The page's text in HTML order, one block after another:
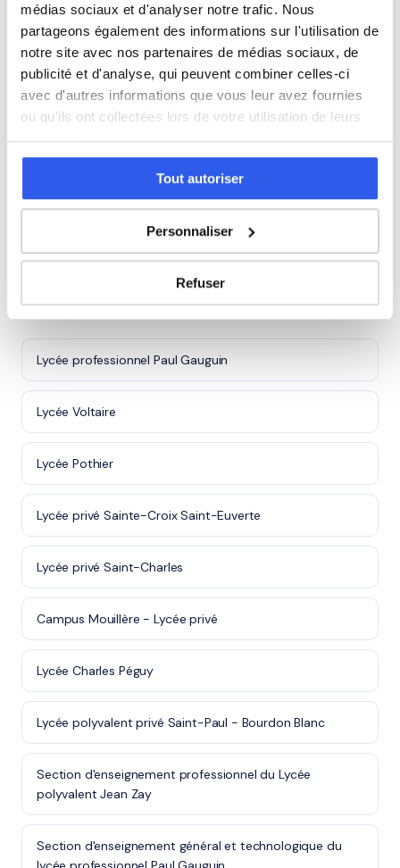
médias sociaux et d'analyser notre trafic. Nous
partageons également des informations sur l'utilisation de
notre site avec nos partenaires de médias sociaux, de
publicité et d'analyse, qui peuvent combiner celles-ci
avec d'autres informations que vous leur avez fournies
ou qu'ils ont collectées lors de votre utilisation de leurs
services.
Tout autoriser
Personnaliser
Refuser
Cours particuliers à Saint-Jean-de-Braye (45)
Cours particuliers à Fleury-les-Aubrais (45)
Cours particuliers à Saran (45)
Cours particuliers à Saint-Jean-de-la-Ruelle (45)
Cours particuliers à Montargis (45)
Lycées à Orléans
Lycée professionnel Paul Gauguin
Lycée Voltaire
Lycée Pothier
Lycée privé Sainte-Croix Saint-Euverte
Lycée privé Saint-Charles
Campus Mouillère - Lycée privé
Lycée Charles Péguy
Lycée polyvalent privé Saint-Paul - Bourdon Blanc
Section d'enseignement professionnel du Lycée
polyvalent Jean Zay
Section d'enseignement général et technologique du